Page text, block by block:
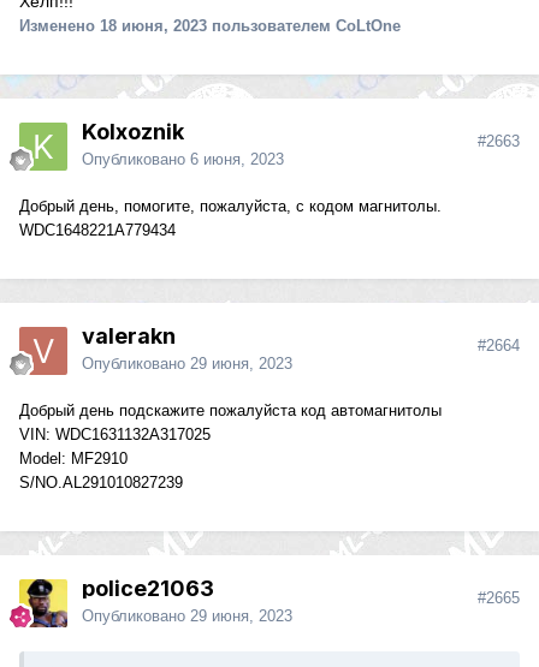
Изменено 18 июня, 2023 пользователем CoLtOne
Kolxoznik
Опубликовано 6 июня, 2023
#2663
Добрый день, помогите, пожалуйста, с кодом магнитолы.
WDC1648221A779434
valerakn
Опубликовано 29 июня, 2023
#2664
Добрый день подскажите пожалуйста код автомагнитолы
VIN: WDC1631132A317025
Model: MF2910
S/NO.AL291010827239
police21063
Опубликовано 29 июня, 2023
#2665